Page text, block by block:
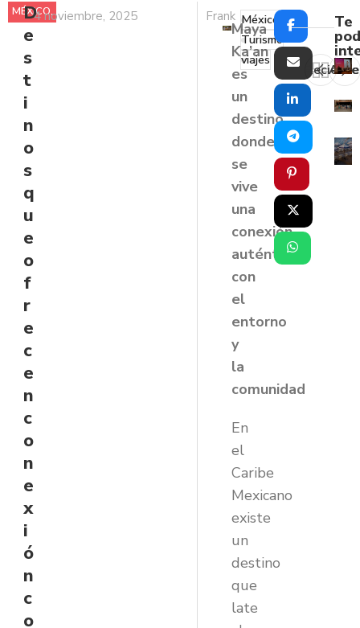
MÉXICO,
NOTICIAS
D
e
s
t
i
n
o
s
q
u
e
o
f
r
e
c
e
n
c
o
n
e
x
i
ó
n
c
o
4 noviembre, 2025 Frank
Maya
Ka’an
es
un
destino
donde
se
vive
una
conexión
auténtica
con
el
entorno
y
la
comunidad
En
el
Caribe
Mexicano
existe
un
destino
que
late
México
Turismo
viajes
Reciente
Te